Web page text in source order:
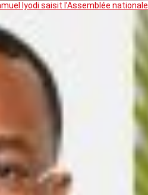
Iyodi saisit l’Assemblée nationale